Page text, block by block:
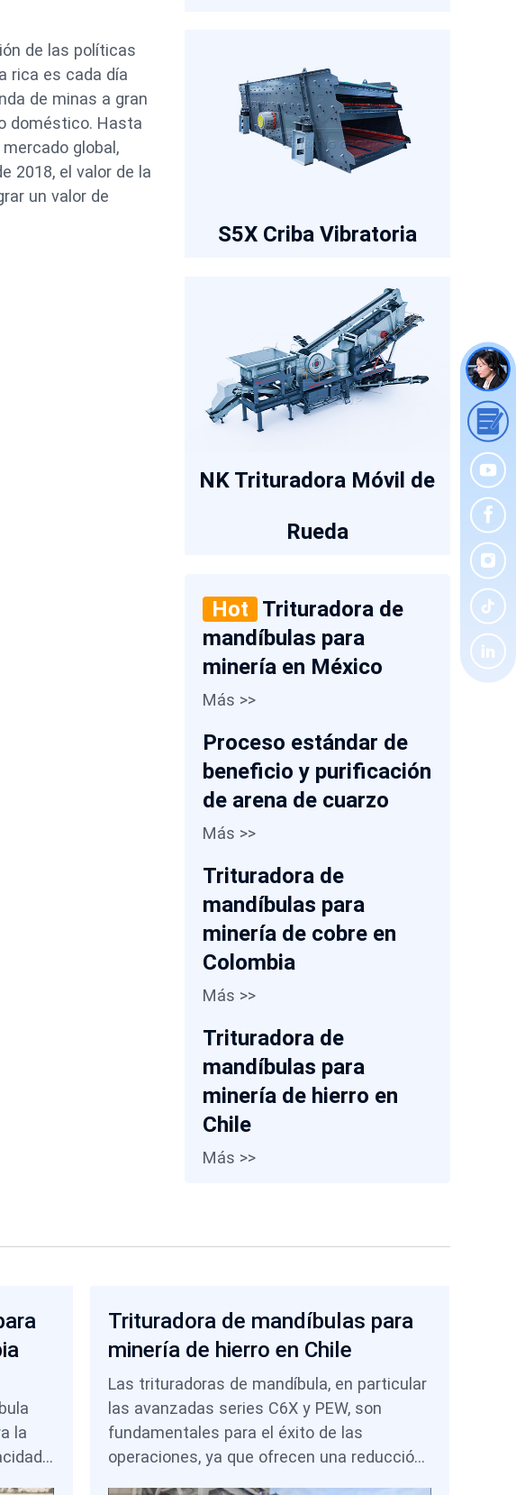
de las políticas
rica es cada día
de minas a gran
doméstico. Hasta
global,
2018, el valor de la
un valor de
S5X Criba Vibratoria
NK Trituradora Móvil de
Rueda
Hot
Trituradora de
mandíbulas para
minería en México
Más >>
Proceso estándar de
beneficio y purificación
de arena de cuarzo
Más >>
Trituradora de
mandíbulas para
minería de cobre en
Colombia
Más >>
Trituradora de
mandíbulas para
minería de hierro en
Chile
Más >>
la
Trituradora de mandíbulas para
minería de hierro en Chile
Las trituradoras de mandíbula, en particular
las avanzadas series C6X y PEW, son
fundamentales para el éxito de las
operaciones, ya que ofrecen una reducción